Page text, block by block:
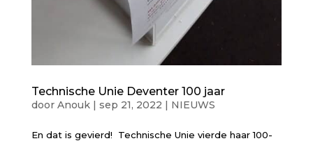
Technische Unie Deventer 100 jaar
door Anouk| sep 21, 2022 | NIEUWS
En dat is gevierd! Technische Unie vierde haar 100-